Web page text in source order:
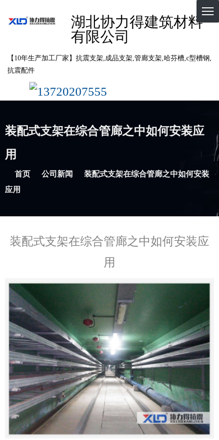
湖北协力得建筑材料
有限公司
【10年生产加工厂家】抗震支架,成品支架,管廊支架,哈芬槽,c型槽钢,
抗震配件
13720207555
装配式支架在综合管廊之中如何安装应
用
首页 公司新闻
装配式支架在综合管廊之中如何安装
应用
装配式支架在综合管廊之中如何安装应
用